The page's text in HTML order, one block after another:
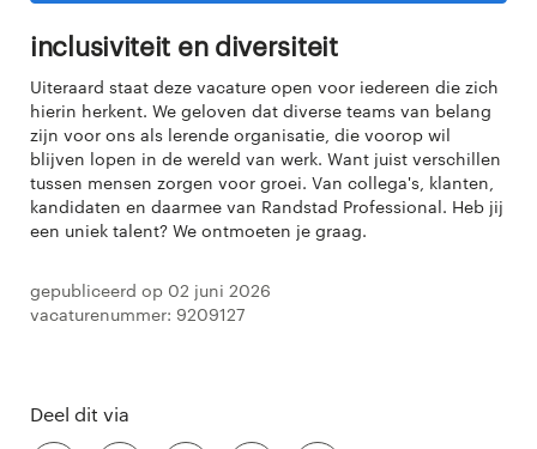
Inclusiviteit en diversiteit
Uiteraard staat deze vacature open voor iedereen die zich
hierin herkent. We geloven dat diverse teams van belang
zijn voor ons als lerende organisatie, die voorop wil
blijven lopen in de wereld van werk. Want juist verschillen
tussen mensen zorgen voor groei. Van collega's, klanten,
kandidaten en daarmee van Randstad Professional. Heb jij
een uniek talent? We ontmoeten je graag.
Gepubliceerd op 02 juni 2026
Vacaturenummer: 9209127
Deel dit via